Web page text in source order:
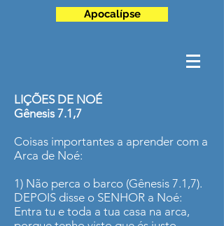
Apocalípse
LIÇÕES DE NOÉ
Gênesis 7.1,7
Coisas importantes a aprender com a
Arca de Noé:
1) Não perca o barco (Gênesis 7.1,7).
DEPOIS disse o SENHOR a Noé:
Entra tu e toda a tua casa na arca,